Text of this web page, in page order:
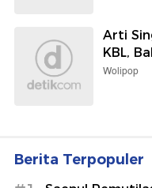
Arti
KBL,
Wolipop
Berita Terpopuler